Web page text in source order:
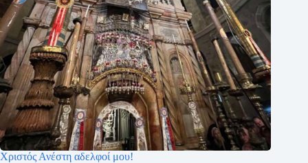
Χριστός Ανέστη αδελφοί μου!